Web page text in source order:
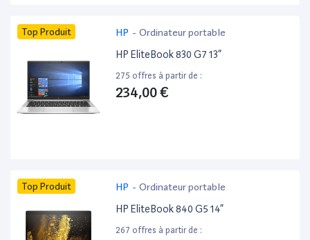
Top Produit HP - Ordinateur portable
HP EliteBook 830 G7 13”
275 offres à partir de :
234,00 €
Top Produit HP - Ordinateur portable
HP EliteBook 840 G5 14”
267 offres à partir de :